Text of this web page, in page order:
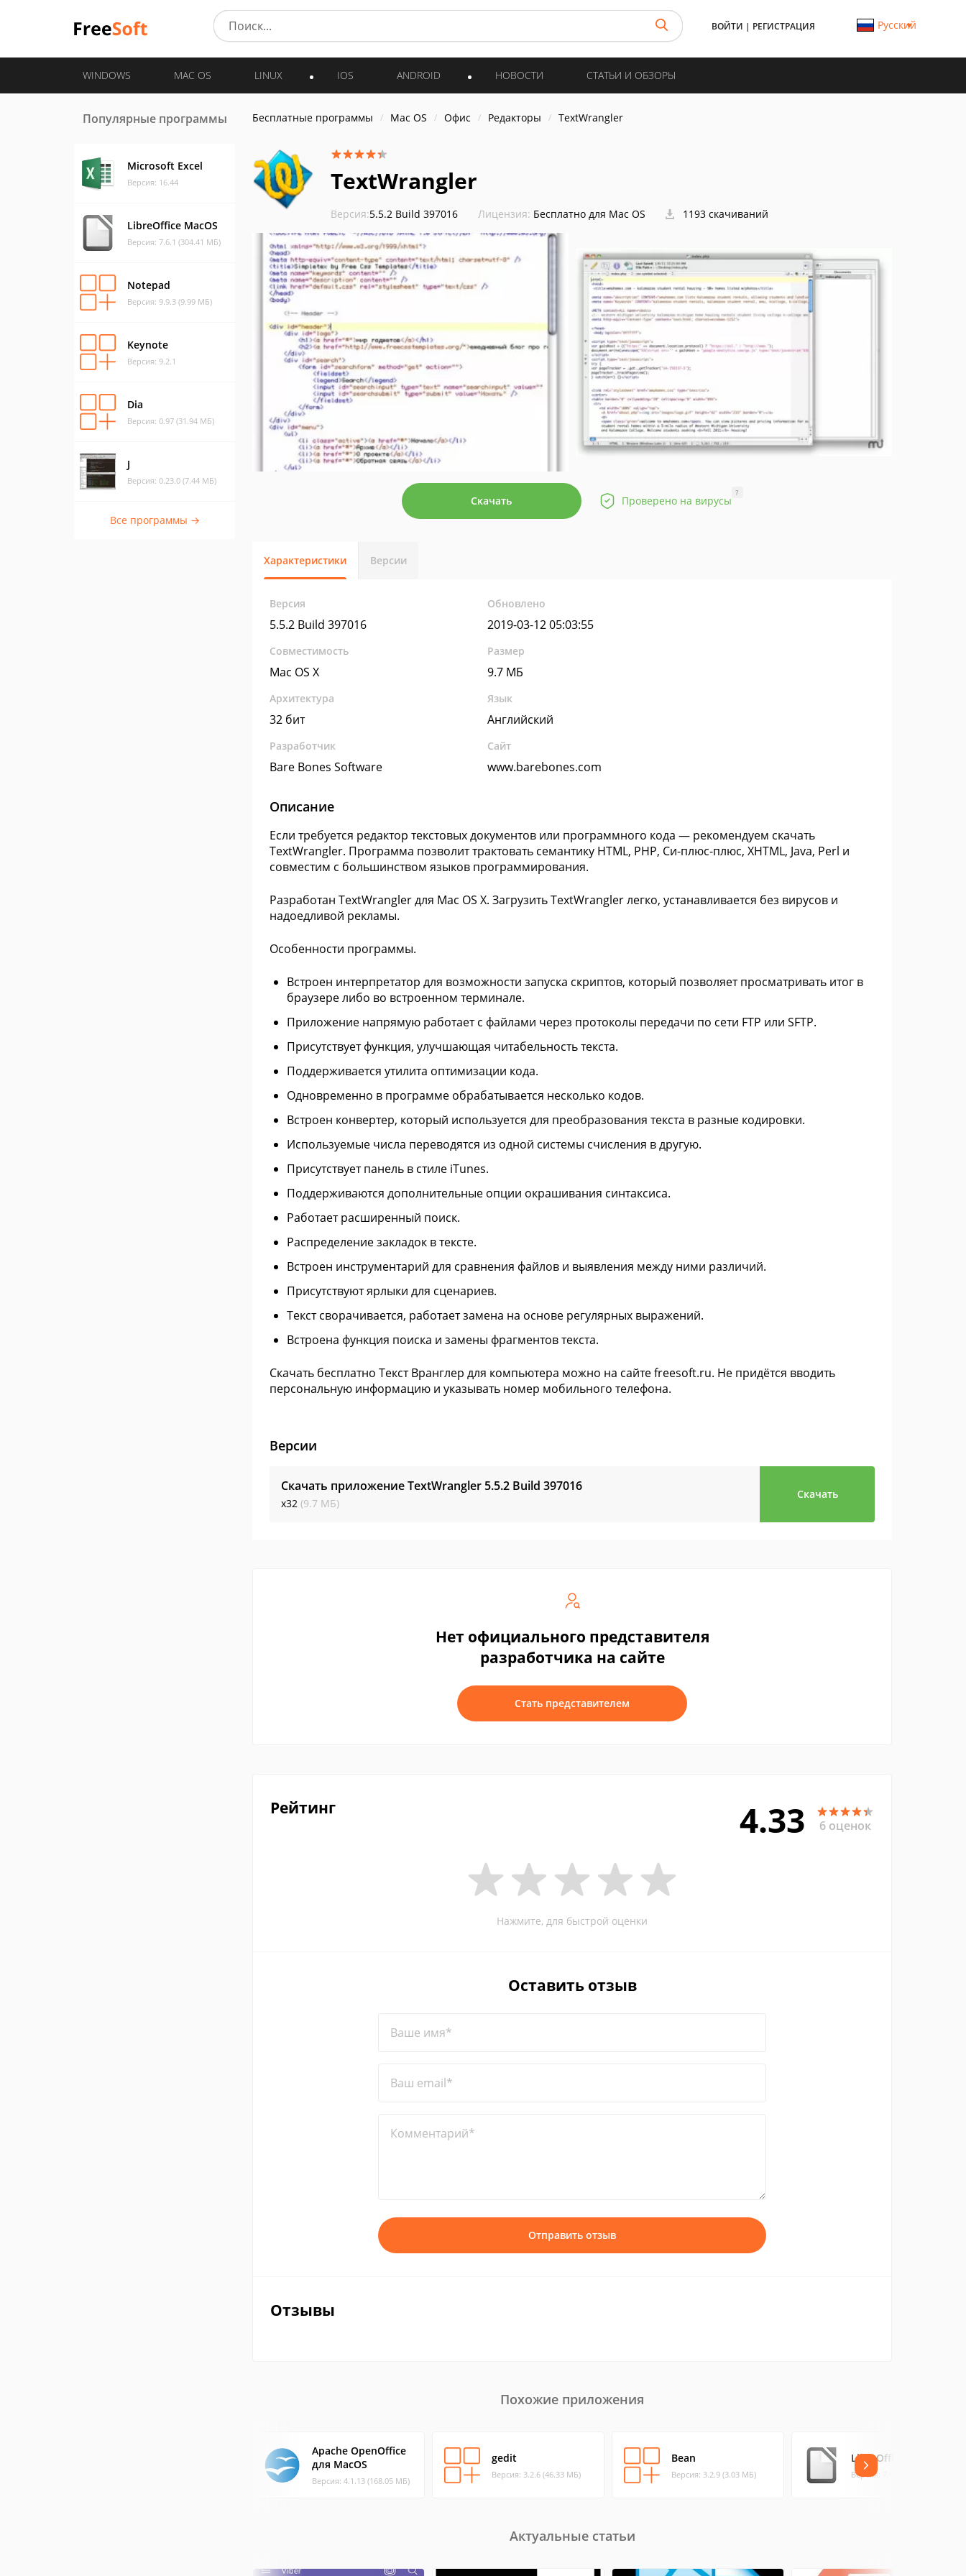
ВОЙТИ | РЕГИСТРАЦИЯ Русский
WINDOWS MAC OS LINUX IOS ANDROID НОВОСТИ СТАТЬИ И ОБЗОРЫ
Популярные программы
Microsoft Excel
Версия: 16.44
LibreOffice MacOS
Версия: 7.6.1 (304.41 МБ)
Notepad
Версия: 9.9.3 (9.99 МБ)
Keynote
Версия: 9.2.1
Dia
Версия: 0.97 (31.94 МБ)
J
Версия: 0.23.0 (7.44 МБ)
Все программы →
Бесплатные программы Mac OS Офис Редакторы TextWrangler
TextWrangler
Версия:5.5.2 Build 397016 Лицензия: Бесплатно для Mac OS 1193 скачиваний
Скачать Проверено на вирусы
?
Характеристики Версии
Версия
5.5.2 Build 397016
Обновлено
2019-03-12 05:03:55
Совместимость
Mac OS X
Размер
9.7 МБ
Архитектура
32 бит
Язык
Английский
Разработчик
Bare Bones Software
Сайт
www.barebones.com
Описание
Если требуется редактор текстовых документов или программного кода — рекомендуем скачать
TextWrangler. Программа позволит трактовать семантику HTML, PHP, Си-плюс-плюс, XHTML, Java, Perl и
совместим с большинством языков программирования.
Разработан TextWrangler для Mac OS X. Загрузить TextWrangler легко, устанавливается без вирусов и
надоедливой рекламы.
Особенности программы.
Встроен интерпретатор для возможности запуска скриптов, который позволяет просматривать итог в
браузере либо во встроенном терминале.
Приложение напрямую работает с файлами через протоколы передачи по сети FTP или SFTP.
Присутствует функция, улучшающая читабельность текста.
Поддерживается утилита оптимизации кода.
Одновременно в программе обрабатывается несколько кодов.
Встроен конвертер, который используется для преобразования текста в разные кодировки.
Используемые числа переводятся из одной системы счисления в другую.
Присутствует панель в стиле iTunes.
Поддерживаются дополнительные опции окрашивания синтаксиса.
Работает расширенный поиск.
Распределение закладок в тексте.
Встроен инструментарий для сравнения файлов и выявления между ними различий.
Присутствуют ярлыки для сценариев.
Текст сворачивается, работает замена на основе регулярных выражений.
Встроена функция поиска и замены фрагментов текста.
Скачать бесплатно Текст Вранглер для компьютера можно на сайте freesoft.ru. Не придётся вводить
персональную информацию и указывать номер мобильного телефона.
Версии
Скачать приложение TextWrangler 5.5.2 Build 397016
x32 (9.7 МБ)
Скачать
Нет официального представителя
разработчика на сайте
Стать представителем
Рейтинг 4.33 6 оценок
Нажмите, для быстрой оценки
Оставить отзыв
Ваше имя*
Ваш email*
Комментарий*
Отправить отзыв
Отзывы
Похожие приложения
Apache OpenOffice
для MacOS
Версия: 4.1.13 (168.05 МБ)
gedit
Версия: 3.2.6 (46.33 МБ)
Bean
Версия: 3.2.9 (3.03 МБ)
LibreOffice MacOS
Версия: 7.6.1 (304.41 МБ)
Актуальные статьи